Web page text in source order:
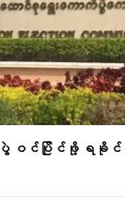
ပွဲ ဝင်ပြိုင်ဖို့ ရခိုင်တိုင်